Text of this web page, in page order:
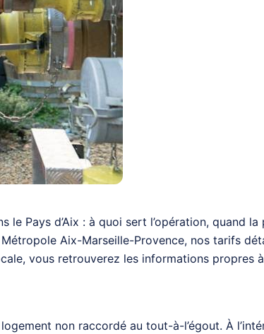
Pays d’Aix : à quoi sert l’opération, quand
Aix-Marseille-Provence, nos tarifs
vous retrouverez les informations propres
non raccordé au tout-à-l’égout. À